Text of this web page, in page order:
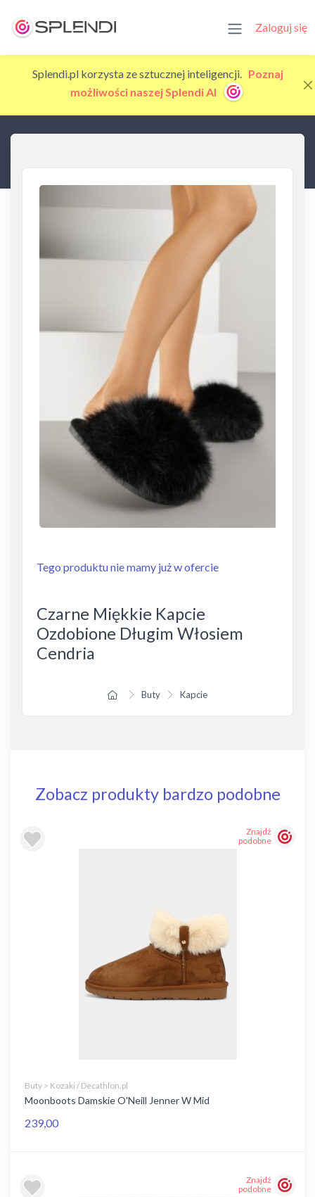
Zaloguj się
Splendi.pl korzysta ze sztucznej inteligencji. Poznaj
możliwości naszej Splendi AI
Tego produktu nie mamy już w ofercie
Czarne Miękkie Kapcie
Ozdobione Długim Włosiem
Cendria
Buty Kapcie
Zobacz produkty bardzo podobne
Znajdź
podobne
Buty > Kozaki / Decathlon.pl
Moonboots Damskie O'Neill Jenner W Mid
239,00
Znajdź
podobne